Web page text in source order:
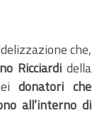
che,
Ricciardidella
donatori che
all’interno di